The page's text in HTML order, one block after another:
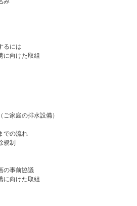
るには
に向けた取組
家庭の排水設備）
での流れ
規制
の事前協議
に向けた取組